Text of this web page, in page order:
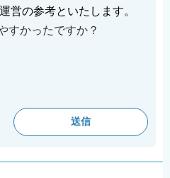
営の参考といたします。
すかったですか？